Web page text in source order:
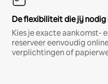
De flexibiliteit die jij
Kies je exacte aankomst-
reserveer eenvoudig
verplichtingen of